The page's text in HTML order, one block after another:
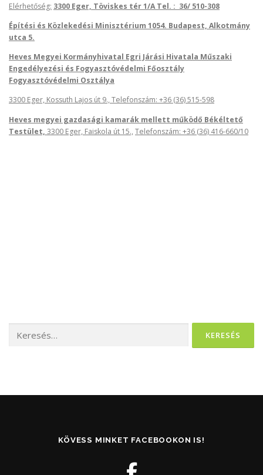
Elérhetőség: 3300 Eger, Töviskes tér 1/A Tel. : 36/ 510-308
Építési és Közlekedési Minisztérium 1054. Budapest, Alkotmány
utca 5.
Heves Megyei Kormányhivatal Egri Járási Hivatala Műszaki
Engedélyezési és Fogyasztóvédelmi Főosztály
Fogyasztóvédelmi Osztálya
3300 Eger, Kossuth Lajos út 9., Telefonszám: +36 (36) 515-598
Heves megyei gazdasági kamarák mellett működő Békéltető
Testület, 3300 Eger, Faiskola út 15., Telefonszám: +36 (36) 416-660/10
KÖVESS MINKET FACEBOOKON IS!